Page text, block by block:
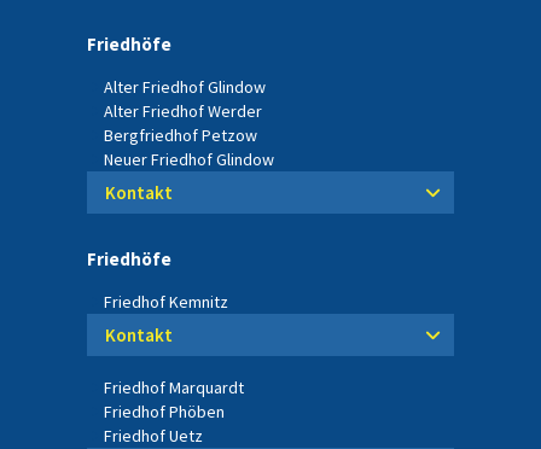
Friedhöfe
Alter Friedhof Glindow
Alter Friedhof Werder
Bergfriedhof Petzow
Neuer Friedhof Glindow
Kontakt
Friedhöfe
Friedhof Kemnitz
Kontakt
Friedhof Marquardt
Friedhof Phöben
Friedhof Uetz